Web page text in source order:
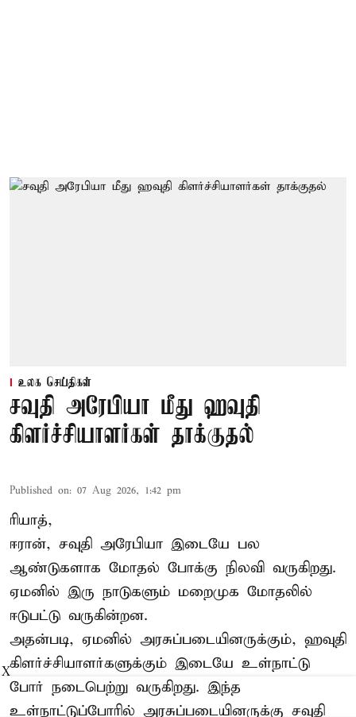
உலக செய்திகள்
சவுதி அரேபியா மீது ஹவுதி
கிளர்ச்சியாளர்கள் தாக்குதல்
Published on: 07 Aug 2026, 1:42 pm
ரியாத்,
ஈரான், சவுதி அரேபியா இடையே பல
ஆண்டுகளாக மோதல் போக்கு நிலவி வருகிறது.
ஏமனில் இரு நாடுகளும் மறைமுக மோதலில்
ஈடுபட்டு வருகின்றன.
அதன்படி, ஏமனில் அரசுப்படையினருக்கும், ஹவுதி
கிளர்ச்சியாளர்களுக்கும் இடையே உள்நாட்டு
போர் நடைபெற்று வருகிறது. இந்த
உள்நாட்டுப்போரில் அரசுப்படையினருக்கு சவுதி
X